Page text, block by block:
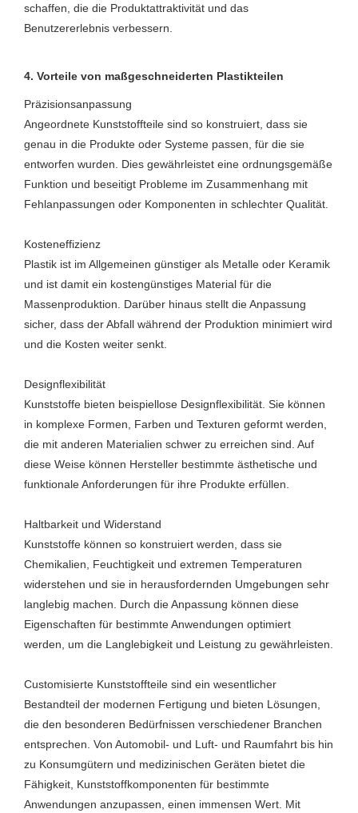
schaffen, die die Produktattraktivität und das
Benutzererlebnis verbessern.
4. Vorteile von maßgeschneiderten Plastikteilen
Präzisionsanpassung
Angeordnete Kunststoffteile sind so konstruiert, dass sie
genau in die Produkte oder Systeme passen, für die sie
entworfen wurden. Dies gewährleistet eine ordnungsgemäße
Funktion und beseitigt Probleme im Zusammenhang mit
Fehlanpassungen oder Komponenten in schlechter Qualität.
Kosteneffizienz
Plastik ist im Allgemeinen günstiger als Metalle oder Keramik
und ist damit ein kostengünstiges Material für die
Massenproduktion. Darüber hinaus stellt die Anpassung
sicher, dass der Abfall während der Produktion minimiert wird
und die Kosten weiter senkt.
Designflexibilität
Kunststoffe bieten beispiellose Designflexibilität. Sie können
in komplexe Formen, Farben und Texturen geformt werden,
die mit anderen Materialien schwer zu erreichen sind. Auf
diese Weise können Hersteller bestimmte ästhetische und
funktionale Anforderungen für ihre Produkte erfüllen.
Haltbarkeit und Widerstand
Kunststoffe können so konstruiert werden, dass sie
Chemikalien, Feuchtigkeit und extremen Temperaturen
widerstehen und sie in herausfordernden Umgebungen sehr
langlebig machen. Durch die Anpassung können diese
Eigenschaften für bestimmte Anwendungen optimiert
werden, um die Langlebigkeit und Leistung zu gewährleisten.
Customisierte Kunststoffteile sind ein wesentlicher
Bestandteil der modernen Fertigung und bieten Lösungen,
die den besonderen Bedürfnissen verschiedener Branchen
entsprechen. Von Automobil- und Luft- und Raumfahrt bis hin
zu Konsumgütern und medizinischen Geräten bietet die
Fähigkeit, Kunststoffkomponenten für bestimmte
Anwendungen anzupassen, einen immensen Wert. Mit